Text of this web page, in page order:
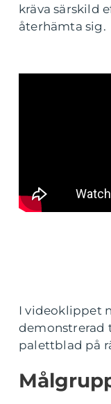
kräva särskild
återhämta sig.
I videoklippet
demonstrerad
palettblad på